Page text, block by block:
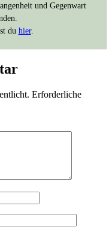
und Gegenwart
du hier.
Erforderliche